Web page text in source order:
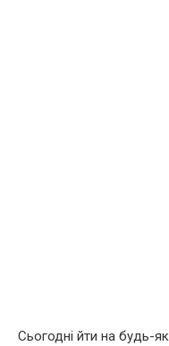
Сьогодні йти на будь-